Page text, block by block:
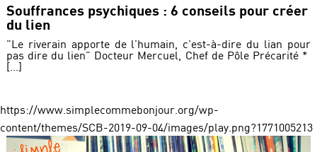
Souffrances psychiques : 6 conseils pour créer
du lien
"Le riverain apporte de l'humain, c'est-à-dire du lian pour
pas dire du lien" Docteur Mercuel, Chef de Pôle Précarité *
[...]
https://www.simplecommebonjour.org/wp-
content/themes/SCB-2019-09-04/images/play.png?1771005213